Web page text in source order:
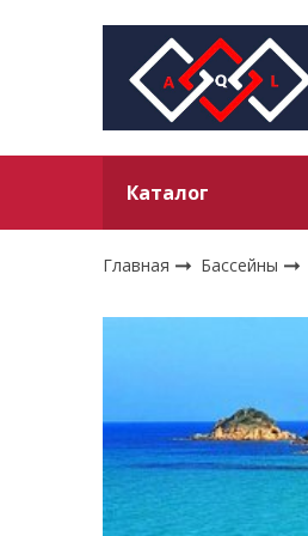
Каталог
Главная Бассейны